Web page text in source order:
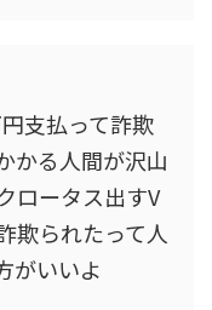
支払って詐欺
かる人間が沢山
ロータス出すV
欺られたって人
がいいよ